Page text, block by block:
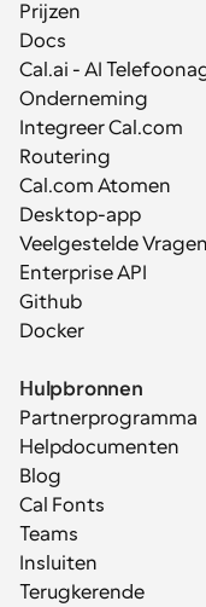
Prijzen
Docs
Cal.ai - AI
Onderneming
Integreer Cal.com
Routering
Cal.com Atomen
Desktop-app
Veelgestelde Vragen
Enterprise API
Github
Docker
Hulpbronnen
Partnerprogramma
Helpdocumenten
Blog
Cal Fonts
Teams
Insluiten
Terugkerende